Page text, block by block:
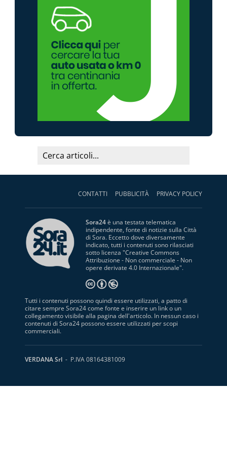
CONTATTI PUBBLICITÀ PRIVACY POLICY
Sora24è una testata telematica
indipendente, fonte di notizie sulla Città
di Sora. Eccetto dove diversamente
indicato, tutti i contenuti sono rilasciati
sotto licenza "Creative Commons
Attribuzione - Non commerciale - Non
opere derivate 4.0 Internazionale".
Tutti i contenuti possono quindi essere utilizzati, a patto di
citare sempre Sora24 come fonte e inserire un link o un
collegamento visibile alla pagina dell'articolo. In nessun caso i
contenuti di Sora24 possono essere utilizzati per scopi
commerciali.
VERDANA Srl - P.IVA 08164381009